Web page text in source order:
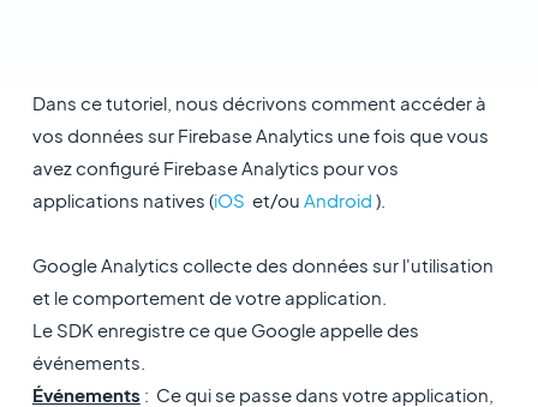
Dans ce tutoriel, nous décrivons comment accéder à
vos données sur Firebase Analytics une fois que vous
avez configuré Firebase Analytics pour vos
applications natives (iOS et/ou Android ).
Google Analytics collecte des données sur l'utilisation
et le comportement de votre application.
Le SDK enregistre ce que Google appelle des
événements.
Événements : Ce qui se passe dans votre application,